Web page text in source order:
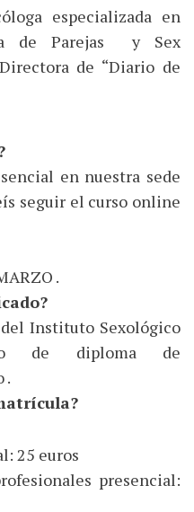
especializada en
de Parejas y Sex
de “Diario de
en nuestra sede
seguir el curso online
.
Instituto Sexológico
de diploma de
.
25 euros
presencial: